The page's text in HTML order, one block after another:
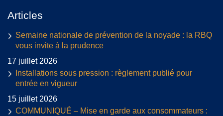
Articles
Semaine nationale de prévention de la noyade : la RBQ
vous invite à la prudence
17 juillet 2026
Installations sous pression : règlement publié pour
entrée en vigueur
15 juillet 2026
COMMUNIQUÉ – Mise en garde aux consommateurs :